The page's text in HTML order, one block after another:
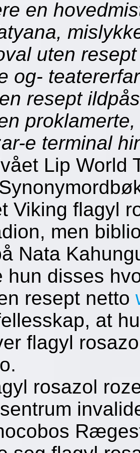
en
uten
og-
resept
e terminal
Lip World
Viking flagyl
men
Nata
hun disses
resept netto
at
flagyl
rosazol